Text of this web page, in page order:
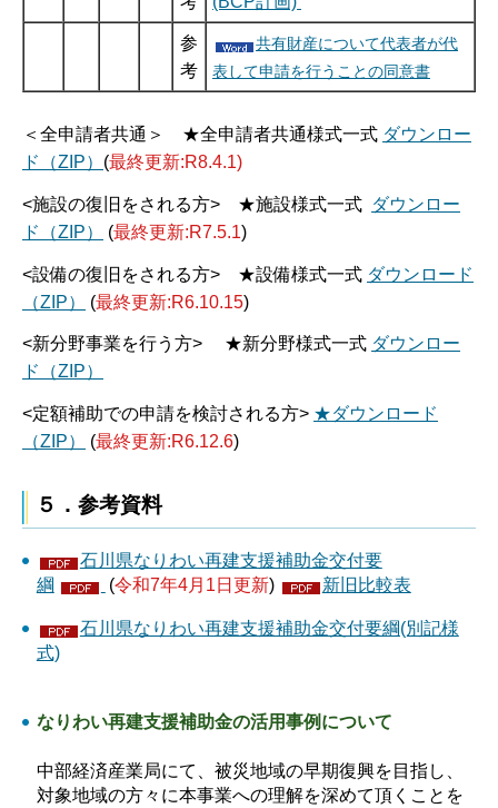
参
考
共有財産について代表者が代
表して申請を行うことの同意書
＜ 全申請者共通 ＞ ★全申請者共通様式一式 ダウンロー
ド（ZIP） (最終更新:R8.4.1)
<施設の復旧をされる方> ★施設様式一式 ダウンロー
ド（ZIP）
(最終更新:R7.5.1)
<設備の復旧をされる方> ★設備様式一式 ダウンロード
（ZIP）
(最終更新:R6.10.15)
<新分野事業を行う方> ★新分野様式一式 ダウンロー
ド（ZIP）
<定額補助での申請を検討される方> ★ダウンロード
（ZIP）
(最終更新:R6.12.6)
５．参考資料
石川県なりわい再建支援補助金交付要
綱
(令和7年4月1日更新) 新旧比較表
石川県なりわい再建支援補助金交付要綱(別記様
式)
なりわい再建支援補助金の活用事例について
中部経済産業局にて、被災地域の早期復興を目指し、
対象地域の方々に本事業への理解を深めて頂くことを